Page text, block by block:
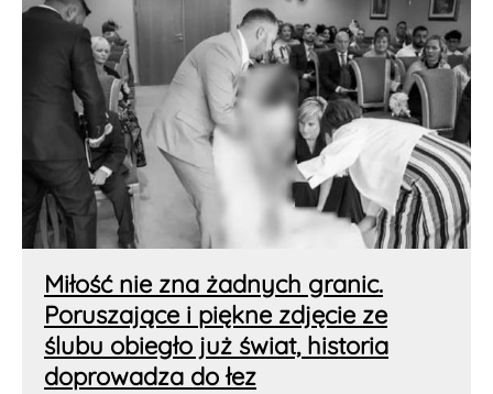
Miłość nie zna żadnych granic.
Poruszające i piękne zdjęcie ze
ślubu obiegło już świat, historia
doprowadza do łez